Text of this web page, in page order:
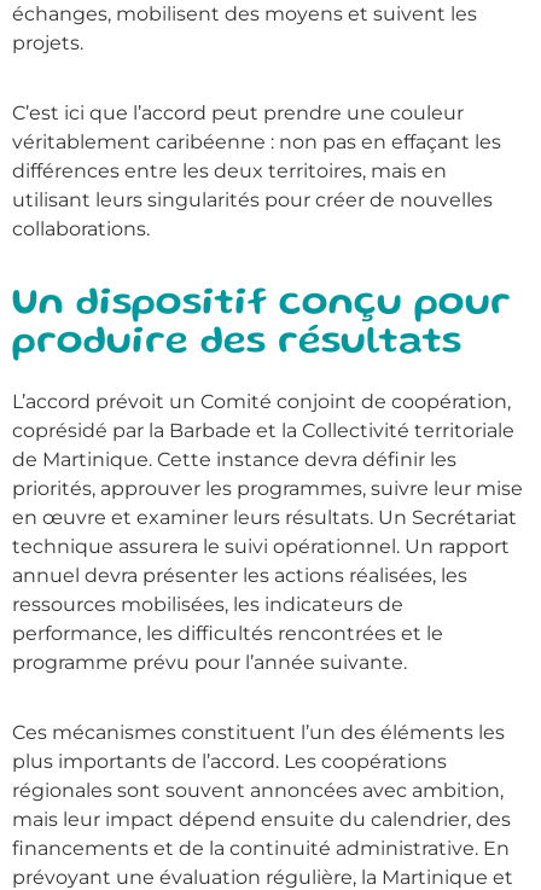
échanges, mobilisent des moyens et suivent les
projets.
C’est ici que l’accord peut prendre une couleur
véritablement caribéenne : non pas en effaçant les
différences entre les deux territoires, mais en
utilisant leurs singularités pour créer de nouvelles
collaborations.
Un dispositif conçu pour
produire des résultats
L’accord prévoit un Comité conjoint de coopération,
coprésidé par la Barbade et la Collectivité territoriale
de Martinique. Cette instance devra définir les
priorités, approuver les programmes, suivre leur mise
en œuvre et examiner leurs résultats. Un Secrétariat
technique assurera le suivi opérationnel. Un rapport
annuel devra présenter les actions réalisées, les
ressources mobilisées, les indicateurs de
performance, les difficultés rencontrées et le
programme prévu pour l’année suivante.
Ces mécanismes constituent l’un des éléments les
plus importants de l’accord. Les coopérations
régionales sont souvent annoncées avec ambition,
mais leur impact dépend ensuite du calendrier, des
financements et de la continuité administrative. En
prévoyant une évaluation régulière, la Martinique et